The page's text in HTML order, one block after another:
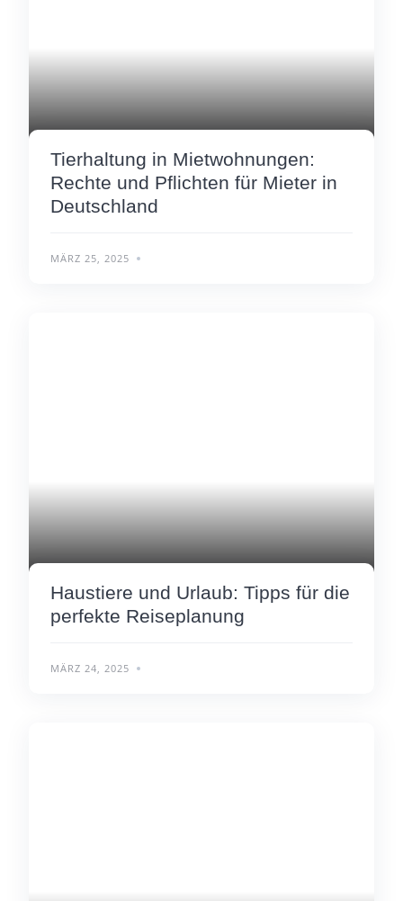
Tierhaltung in Mietwohnungen:
Rechte und Pflichten für Mieter in
Deutschland
MÄRZ 25, 2025
Haustiere und Urlaub: Tipps für die
perfekte Reiseplanung
MÄRZ 24, 2025